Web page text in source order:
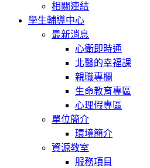
相關連結
學生輔導中心
最新消息
心衛即時通
北醫的幸福課
親職專欄
生命教育專區
心理假專區
單位簡介
環境簡介
資源教室
服務項目